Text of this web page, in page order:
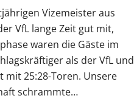
Vizemeister aus
VfL lange Zeit gut mit,
waren die Gäste im
als der VfL und
mit 25:28-Toren. Unsere
schrammte…